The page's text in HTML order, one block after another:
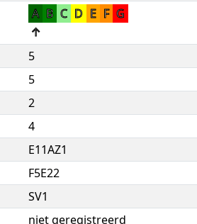
A B C D E F G
↑
5
5
2
4
E11AZ1
F5E22
SV1
niet geregistreerd